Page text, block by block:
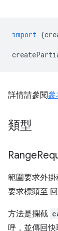
import {
詳情請參閱參
類型
Range
範圍要求外
要求標頭至
方法是攔截
呼，並傳回快